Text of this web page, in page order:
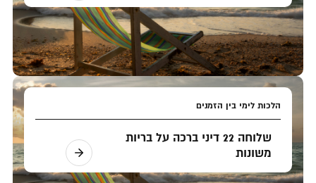
הלכות לימי בין הזמנים
שלוחה 22 דיני ברכה על בריות
משונות